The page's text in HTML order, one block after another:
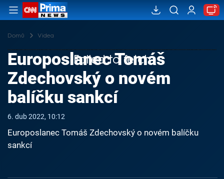
Domů Videa
Failed to fetch
Europoslanec Tomáš
Zdechovský o novém
balíčku sankcí
6. dub 2022, 10:12
Europoslanec Tomáš Zdechovský o novém balíčku
sankcí